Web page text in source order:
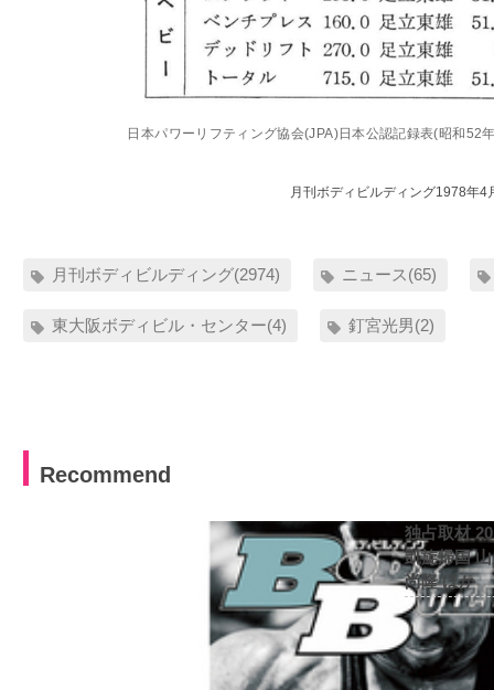
日本パワーリフティング協会(JPA)日本公認記録表(昭和52
月刊ボディビルディング1978年4
月刊ボディビルディング(2974) ニュース(65)
東大阪ボディビル・センター(4) 釘宮光男(2)
Recommend
独占取材
凱旋帰国
尚隆 ほか